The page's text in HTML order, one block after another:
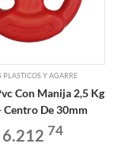
PLASTICOS Y AGARRE
Con Manija 2,5 Kg
Centro De 30mm
6.212 74